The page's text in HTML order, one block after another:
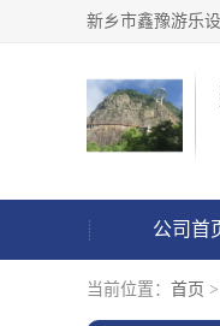
公司首
当前位置： 首页 >